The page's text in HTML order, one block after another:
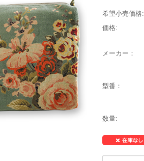
希望小売価格:
価格:
メーカー：
型番：
数量: